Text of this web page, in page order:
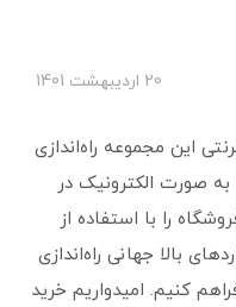
20 ارديبهشت 1401
این مجموعه راه‌اندازی
صورت الکترونیک در
را با استفاده از
بالا جهانی راه‌اندازی
کنیم. امیدواریم خرید